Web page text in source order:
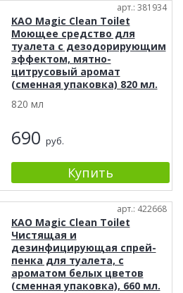
арт.: 381934
KAO Magic Clean Toilet
Моющее средство для
туалета с дезодорирующим
эффектом, мятно-
цитрусовый аромат
(сменная упаковка) 820 мл.
820 мл
690 руб.
арт.: 422668
KAO Magic Clean Toilet
Чистящая и
дезинфицирующая спрей-
пенка для туалета, с
ароматом белых цветов
(сменная упаковка), 660 мл.